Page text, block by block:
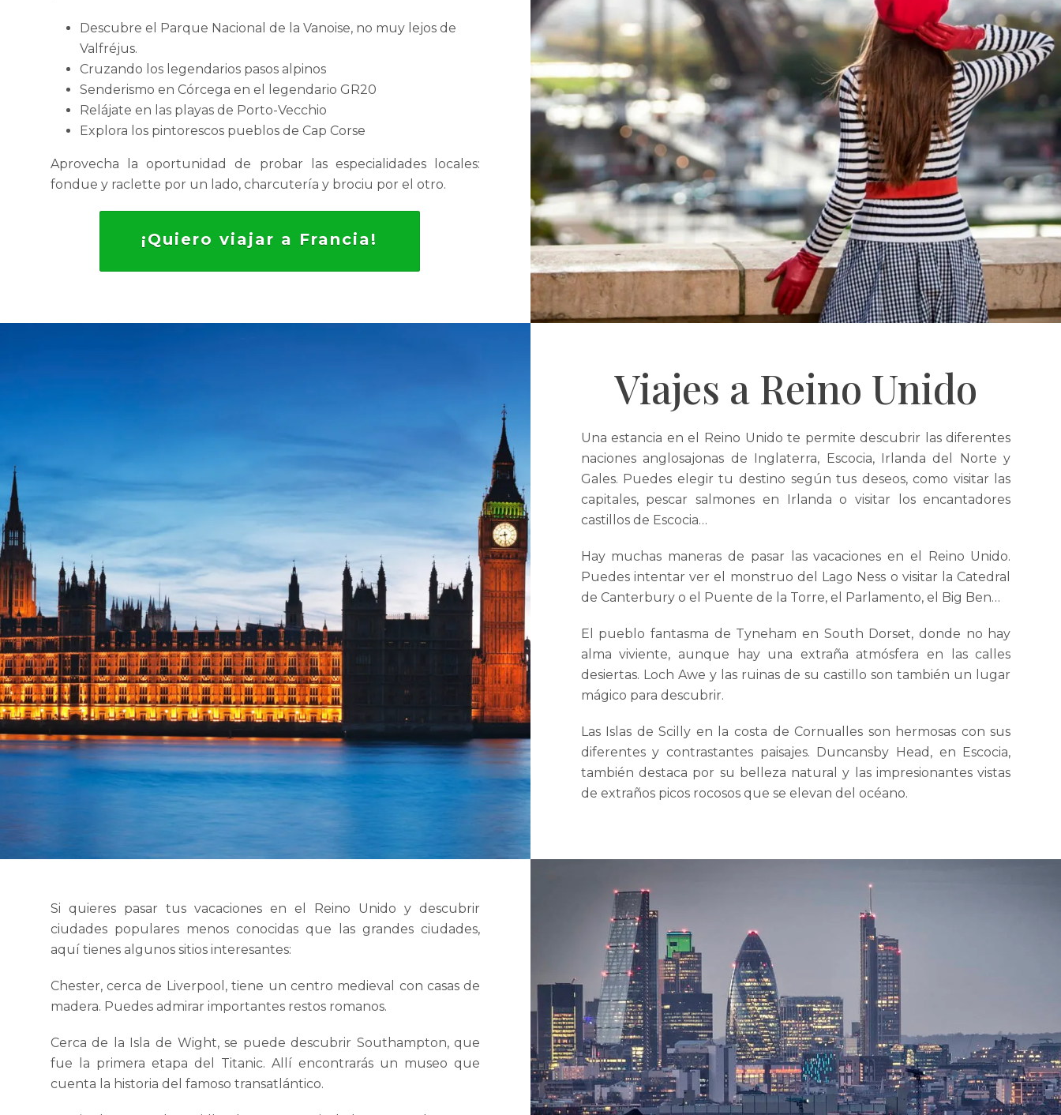
Descubre el Parque Nacional de la Vanoise, no muy lejos de
Valfréjus.
Cruzando los legendarios pasos alpinos
Senderismo en Córcega en el legendario GR20
Relájate en las playas de Porto-Vecchio
Explora los pintorescos pueblos de Cap Corse
Aprovecha la oportunidad de probar las especialidades locales:
fondue y raclette por un lado, charcutería y brociu por el otro.
¡Quiero viajar a Francia!
Viajes a Reino Unido
Una estancia en el Reino Unido te permite descubrir las diferentes
naciones anglosajonas de Inglaterra, Escocia, Irlanda del Norte y
Gales. Puedes elegir tu destino según tus deseos, como visitar las
capitales, pescar salmones en Irlanda o visitar los encantadores
castillos de Escocia…
Hay muchas maneras de pasar las vacaciones en el Reino Unido.
Puedes intentar ver el monstruo del Lago Ness o visitar la Catedral
de Canterbury o el Puente de la Torre, el Parlamento, el Big Ben…
El pueblo fantasma de Tyneham en South Dorset, donde no hay
alma viviente, aunque hay una extraña atmósfera en las calles
desiertas. Loch Awe y las ruinas de su castillo son también un lugar
mágico para descubrir.
Las Islas de Scilly en la costa de Cornualles son hermosas con sus
diferentes y contrastantes paisajes. Duncansby Head, en Escocia,
también destaca por su belleza natural y las impresionantes vistas
de extraños picos rocosos que se elevan del océano.
Si quieres pasar tus vacaciones en el Reino Unido y descubrir
ciudades populares menos conocidas que las grandes ciudades,
aquí tienes algunos sitios interesantes:
Chester, cerca de Liverpool, tiene un centro medieval con casas de
madera. Puedes admirar importantes restos romanos.
Cerca de la Isla de Wight, se puede descubrir Southampton, que
fue la primera etapa del Titanic. Allí encontrarás un museo que
cuenta la historia del famoso transatlántico.